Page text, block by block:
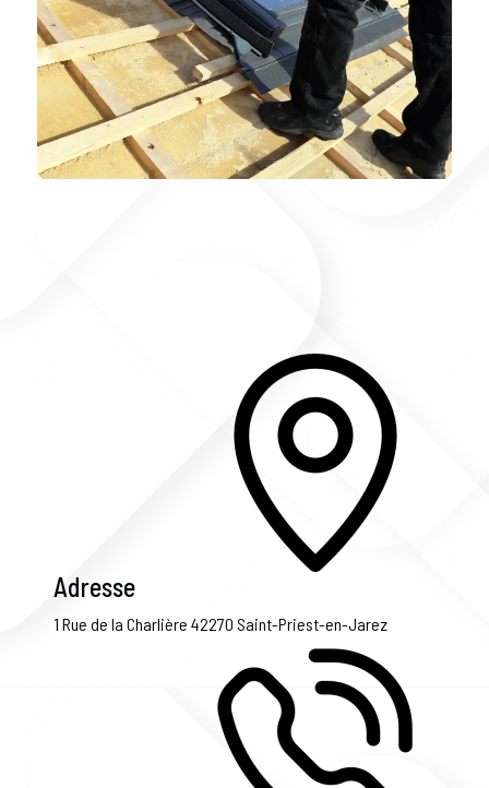
Adresse
1 Rue de la Charlière 42270 Saint-Priest-en-Jarez